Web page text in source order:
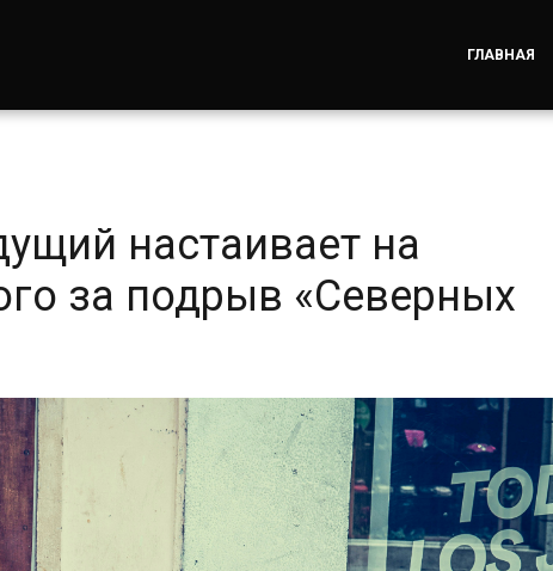
ГЛАВНАЯ
настаивает на
за подрыв «Северных